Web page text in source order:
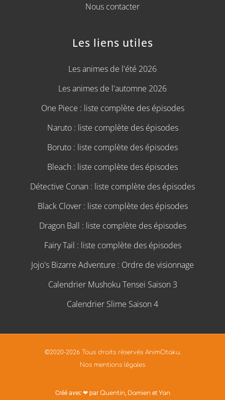
Nous contacter
Les liens utiles
Les animes de l'été 2026
Les animes de l'automne 2026
One Piece : liste complète des épisodes
Naruto : liste complète des épisodes
Boruto : liste complète des épisodes
Bleach : liste complète des épisodes
Détective Conan : liste complète des épisodes
Black Clover : liste complète des épisodes
Dragon Ball : liste complète des épisodes
Fairy Tail : liste complète des épisodes
Jojo's Bizarre Adventure : Ordre de visionnage
Calendrier Mushoku Tensei Saison 3
Calendrier Slime Saison 4
©2020-2026 Tous droits réservés AnimOtaku.
Nos mentions légales
Créé avec ❤ par Quentin, Damienet Yan